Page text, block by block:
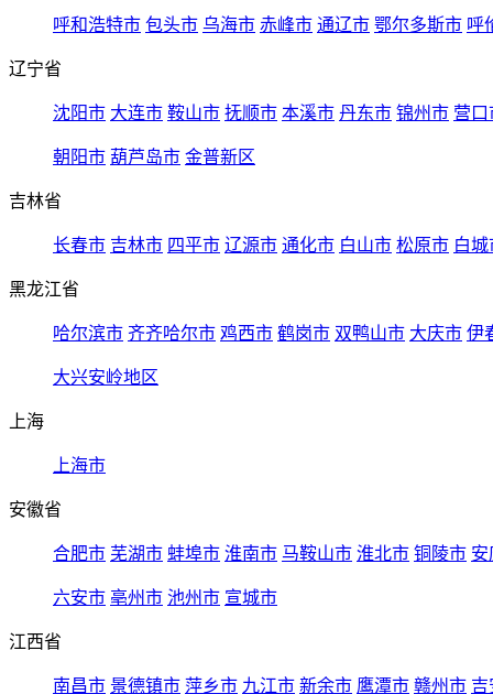
呼和浩特市 包头市 乌海市 赤峰市 通辽市 鄂尔多斯市 呼
辽宁省
沈阳市 大连市 鞍山市 抚顺市 本溪市 丹东市 锦州市 营口
朝阳市 葫芦岛市 金普新区
吉林省
长春市 吉林市 四平市 辽源市 通化市 白山市 松原市 白城
黑龙江省
哈尔滨市 齐齐哈尔市 鸡西市 鹤岗市 双鸭山市 大庆市 伊
大兴安岭地区
上海
上海市
安徽省
合肥市 芜湖市 蚌埠市 淮南市 马鞍山市 淮北市 铜陵市 安
六安市 亳州市 池州市 宣城市
江西省
南昌市 景德镇市 萍乡市 九江市 新余市 鹰潭市 赣州市 吉